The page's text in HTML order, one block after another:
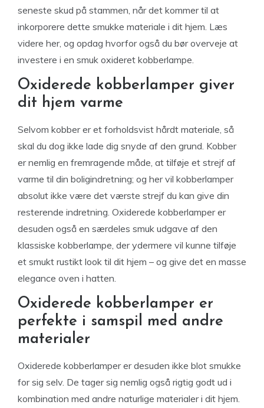
seneste skud på stammen, når det kommer til at
inkorporere dette smukke materiale i dit hjem. Læs
videre her, og opdag hvorfor også du bør overveje at
investere i en smuk oxideret kobberlampe.
Oxiderede kobberlamper giver
dit hjem varme
Selvom kobber er et forholdsvist hårdt materiale, så
skal du dog ikke lade dig snyde af den grund. Kobber
er nemlig en fremragende måde, at tilføje et strejf af
varme til din boligindretning; og her vil kobberlamper
absolut ikke være det værste strejf du kan give din
resterende indretning. Oxiderede kobberlamper er
desuden også en særdeles smuk udgave af den
klassiske kobberlampe, der ydermere vil kunne tilføje
et smukt rustikt look til dit hjem – og give det en masse
elegance oven i hatten.
Oxiderede kobberlamper er
perfekte i samspil med andre
materialer
Oxiderede kobberlamper er desuden ikke blot smukke
for sig selv. De tager sig nemlig også rigtig godt ud i
kombination med andre naturlige materialer i dit hjem.